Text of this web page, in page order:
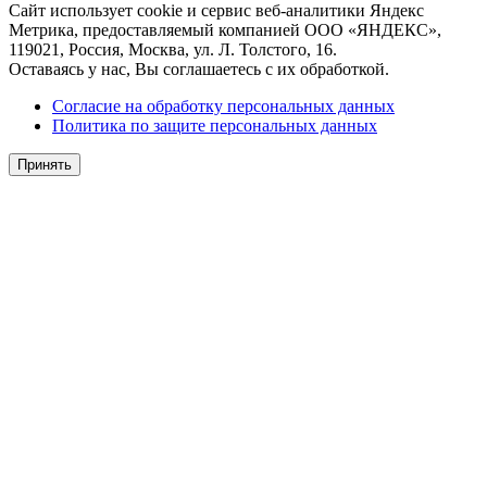
Сайт использует cookie и сервис веб-аналитики Яндекс
Метрика, предоставляемый компанией ООО «ЯНДЕКС»,
119021, Россия, Москва, ул. Л. Толстого, 16.
Оставаясь у нас, Вы соглашаетесь с их обработкой.
Согласие на обработку персональных данных
Политика по защите персональных данных
Принять